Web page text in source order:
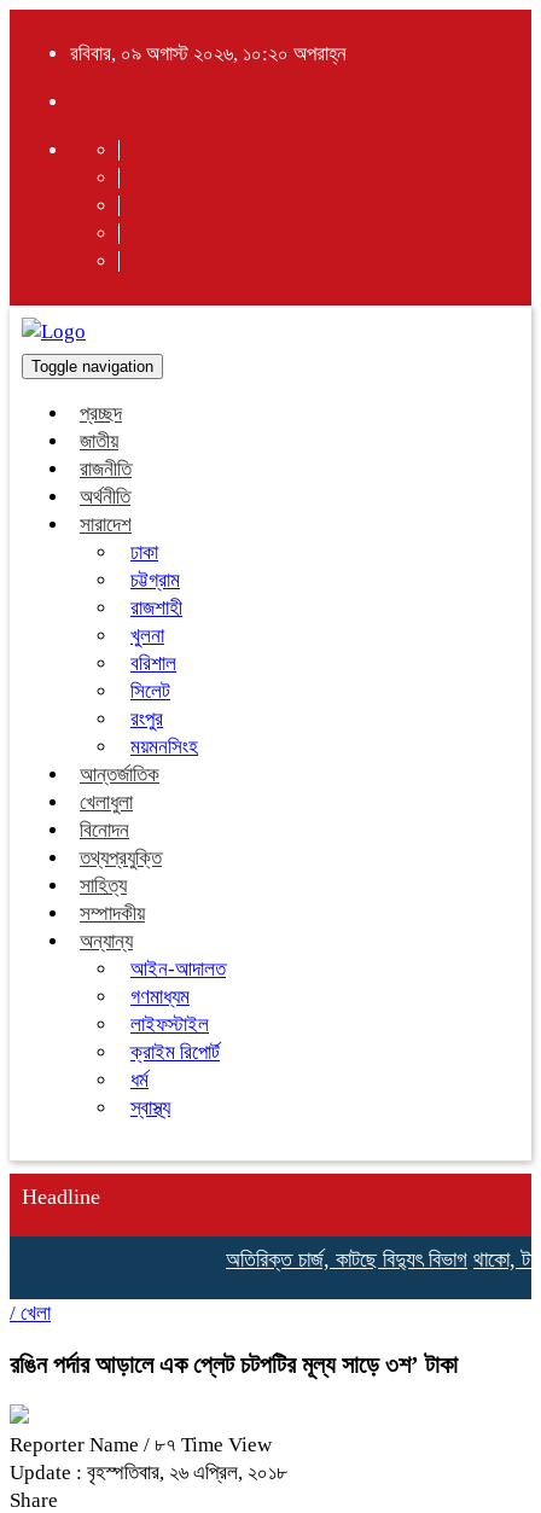
রবিবার, ০৯ অগাস্ট ২০২৬, ১০:২০ অপরাহ্ন
Toggle navigation
প্রচ্ছদ
জাতীয়
রাজনীতি
অর্থনীতি
সারাদেশ
ঢাকা
চট্টগ্রাম
রাজশাহী
খুলনা
বরিশাল
সিলেট
রংপুর
ময়মনসিংহ
আন্তর্জাতিক
খেলাধুলা
বিনোদন
তথ্যপ্রযুক্তি
সাহিত্য
সম্পাদকীয়
অন্যান্য
আইন-আদালত
গণমাধ্যম
লাইফস্টাইল
ক্রাইম রিপোর্ট
ধর্ম
স্বাস্থ্য
Headline
অতিরিক্ত চার্জ, কাটছে বিদ্যুৎ বিভাগ থাকো,
/ খেলা
রঙিন পর্দার আড়ালে এক প্লেট চটপটির মূল্য সাড়ে ৩শ’ টাকা
Reporter Name / ৮৭ Time View
Update : বৃহস্পতিবার, ২৬ এপ্রিল, ২০১৮
Share